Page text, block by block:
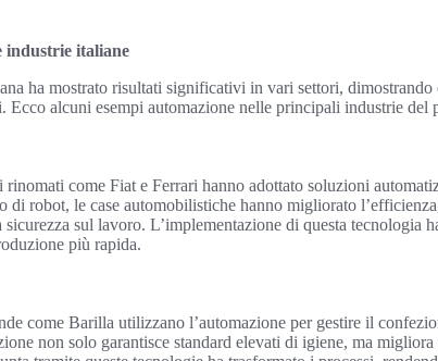
industrie italiane
ha mostrato risultati significativi in vari settori, dimostrando
alcuni esempi automazione nelle principali industrie del
come Fiat e Ferrari hanno adottato soluzioni
di robot, le case automobilistiche hanno migliorato
sicurezza sul lavoro. L’implementazione di questa tecnologia
più rapida.
come Barilla utilizzano l’automazione per gestire il
non solo garantisce standard elevati di igiene, ma